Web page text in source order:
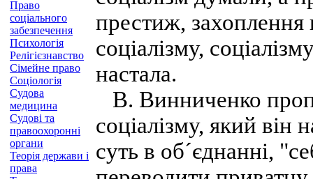
Право
соціального
забезпечення
Психологія
Релігієзнавство
Сімейне право
Соціологія
Судова
медицина
Судові та
правоохоронні
органи
Теорія держави і
права
престиж,
соціалізму,
настала.
В. Винниченко
соціалізму, який він
суть в об´єднанні,